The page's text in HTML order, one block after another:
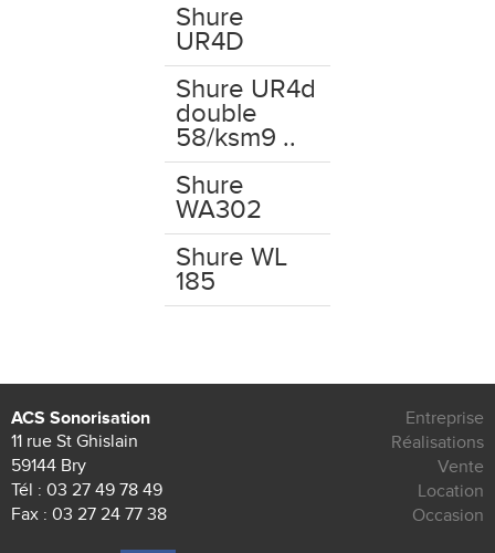
Shure
UR4D
Shure UR4d
double
58/ksm9 ..
Shure
WA302
Shure WL
185
ACS Sonorisation
11 rue St Ghislain
59144 Bry
Tél : 03 27 49 78 49
Fax : 03 27 24 77 38
Entreprise
Réalisations
Vente
Location
Occasion